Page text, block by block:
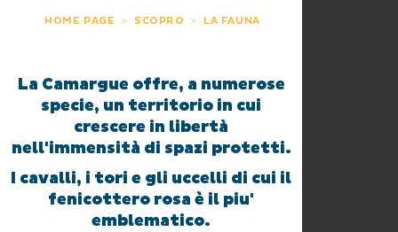
HOME PAGE SCOPRO LA FAUNA
La Camargue offre, a numerose
specie, un territorio in cui
crescere in libertà
nell'immensità di spazi protetti.
I cavalli, i tori e gli uccelli di cui il
fenicottero rosa è il piu'
emblematico.